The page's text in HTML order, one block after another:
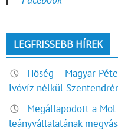
LEGFRISSEBB HÍREK
Hőség – Magyar
ivóvíz nélkül
Megállapodott a
leányvállalatának